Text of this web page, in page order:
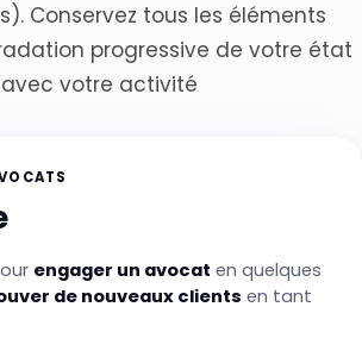
Conservez tous les éléments
progressive de votre état
votre activité
engager un avocat en quelques
de nouveaux clients en tant